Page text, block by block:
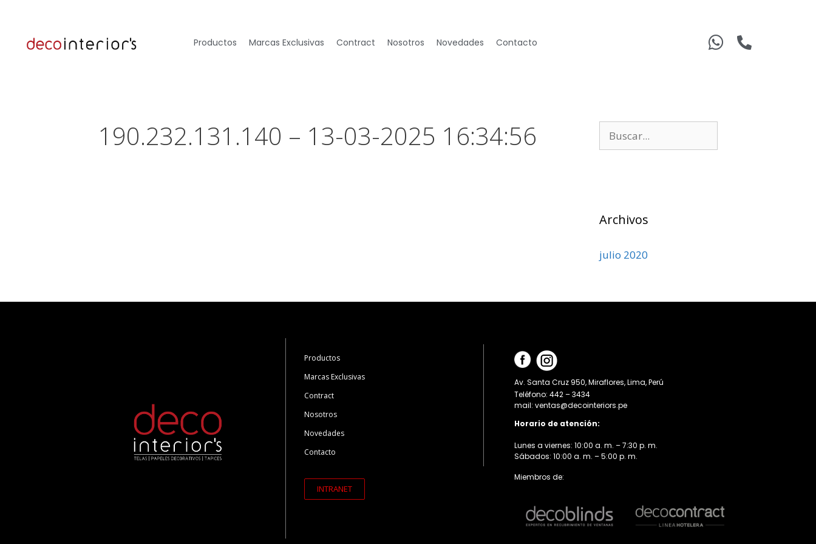
Productos Marcas Exclusivas Contract Nosotros Novedades Contacto
190.232.131.140 – 13-03-2025 16:34:56
Archivos
julio 2020
Productos
Marcas Exclusivas
Contract
Nosotros
Novedades
Contacto
INTRANET
Av. Santa Cruz 950, Miraflores, Lima, Perú
Teléfono: 442 – 3434
mail: ventas@decointeriors.pe
Horario de atención:
Lunes a viernes: 10:00 a. m. – 7:30 p. m.
Sábados: 10:00 a. m. – 5:00 p. m.
Miembros de: